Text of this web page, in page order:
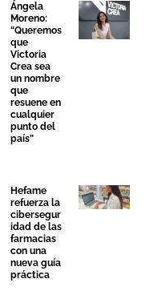
Ángela
Moreno:
“Queremos
que
Victoria
Crea sea
un nombre
que
resuene en
cualquier
punto del
país”
Hefame
refuerza la
cibersegur
idad de las
farmacias
con una
nueva guía
práctica